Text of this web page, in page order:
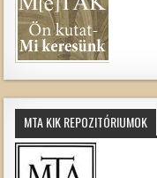
MTA KIK REPOZITÓRIUMOK